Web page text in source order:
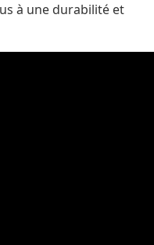
à une durabilité et